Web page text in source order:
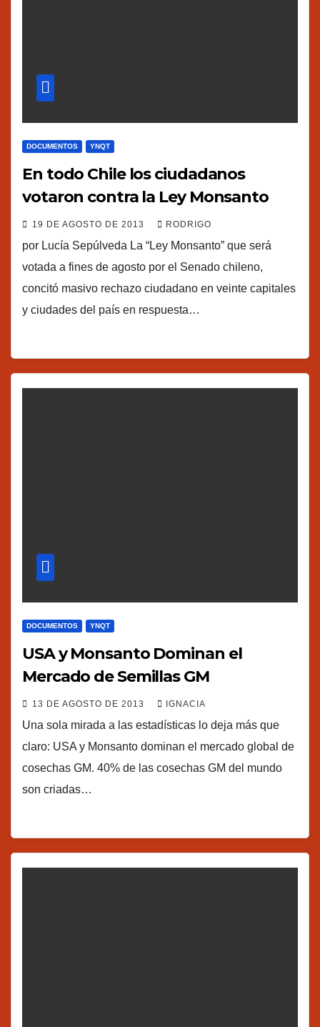
DOCUMENTOS YNQT
En todo Chile los ciudadanos
votaron contra la Ley Monsanto
19 DE AGOSTO DE 2013 RODRIGO
por Lucía Sepúlveda La “Ley Monsanto” que será
votada a fines de agosto por el Senado chileno,
concitó masivo rechazo ciudadano en veinte capitales
y ciudades del país en respuesta…
DOCUMENTOS YNQT
USA y Monsanto Dominan el
Mercado de Semillas GM
13 DE AGOSTO DE 2013 IGNACIA
Una sola mirada a las estadísticas lo deja más que
claro: USA y Monsanto dominan el mercado global de
cosechas GM. 40% de las cosechas GM del mundo
son criadas…